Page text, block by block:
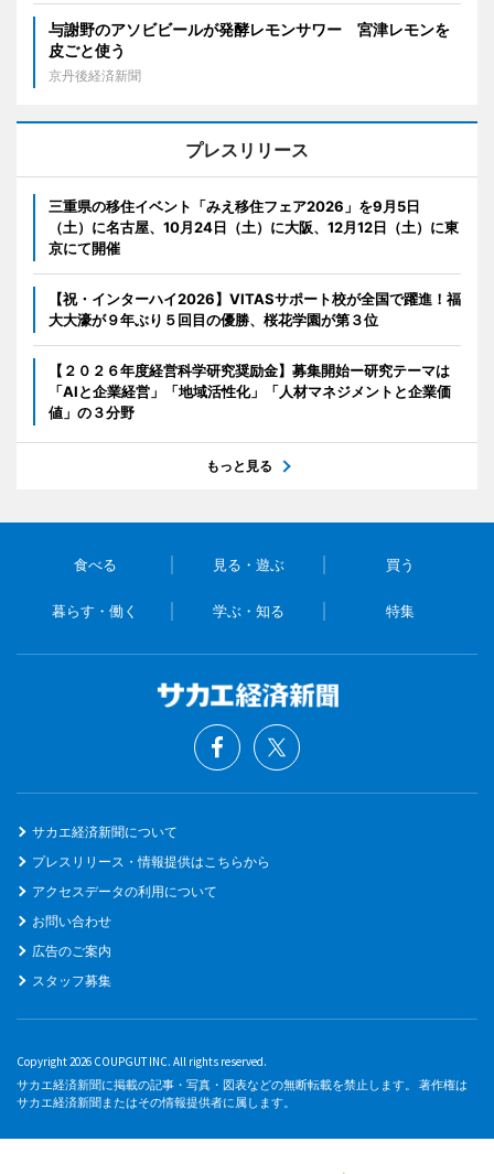
与謝野のアソビビールが発酵レモンサワー 宮津レモンを
皮ごと使う
京丹後経済新聞
プレスリリース
三重県の移住イベント「みえ移住フェア2026」を9月5日
（土）に名古屋、10月24日（土）に大阪、12月12日（土）に東
京にて開催
【祝・インターハイ2026】VITASサポート校が全国で躍進！福
大大濠が９年ぶり５回目の優勝、桜花学園が第３位
【２０２６年度経営科学研究奨励金】募集開始ー研究テーマは
「AIと企業経営」「地域活性化」「人材マネジメントと企業価
値」の３分野
もっと見る
食べる 見る・遊ぶ 買う
暮らす・働く 学ぶ・知る 特集
サカエ経済新聞について
プレスリリース・情報提供はこちらから
アクセスデータの利用について
お問い合わせ
広告のご案内
スタッフ募集
Copyright 2026 COUPGUT INC. All rights reserved.
サカエ経済新聞に掲載の記事・写真・図表などの無断転載を禁止します。 著作権は
サカエ経済新聞またはその情報提供者に属します。